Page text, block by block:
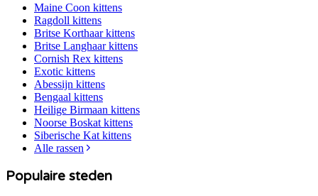
Maine Coon kittens
Ragdoll kittens
Britse Korthaarkittens
Britse Langhaarkittens
Cornish Rex kittens
Exotic kittens
Abessijn kittens
Bengaal kittens
Heilige Birmaan kittens
Noorse Boskat kittens
Siberische Kat kittens
Alle rassen
Populaire steden